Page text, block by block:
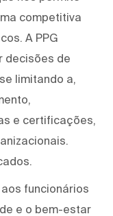
competitiva
A PPG
decisões de
limitando a,
e certificações,
funcionários
e o bem-estar